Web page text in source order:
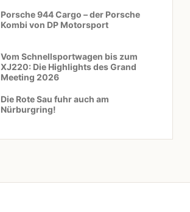
Porsche 944 Cargo – der Porsche
Kombi von DP Motorsport
Vom Schnellsportwagen bis zum
XJ220: Die Highlights des Grand
Meeting 2026
Die Rote Sau fuhr auch am
Nürburgring!